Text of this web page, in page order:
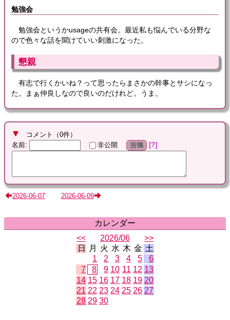
勉強会
勉強会というかusageの共有会。最近私も悩んでいる分野な
ので色々な話を聞けていい刺激になった。
懇親
有志で行くかいね？って思ったらまさかの幹事とサシになっ
た。まぁ仲良しなので良いのだけれど。うま。
コメント （0件）
名前: 非公開 投稿 ?
2026-06-07 2026-06-09
カレンダー
<<
2026/06
>>
日
月 火 水 木 金 土
1
2 3 4 5
6
7
8 9 10 11 12 13
14 15 16 17 18 19 20
21 22 23 24 25 26 27
28 29 30